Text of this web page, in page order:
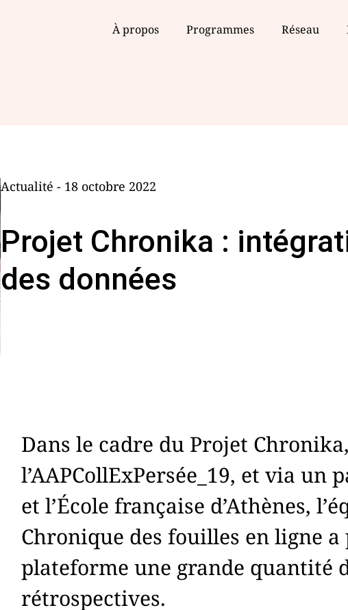
À propos Programmes Réseau
Actualité - 18 octobre 2022
Projet Chronika :
des données
Dans le cadre du Projet
l’AAPCollExPersée_19, et via un
et l’École française d’Athènes,
Chronique des fouilles en ligne
plateforme une grande quantité
rétrospectives.